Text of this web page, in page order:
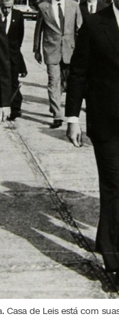
de Leis está com